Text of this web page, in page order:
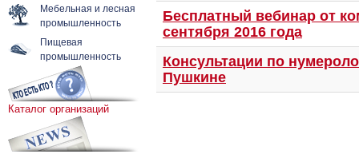
Мебельная и лесная
промышленность
Пищевая
промышленность
Каталог организаций
Бесплатный вебинар от
сентября 2016 года
Консультации по
Пушкине